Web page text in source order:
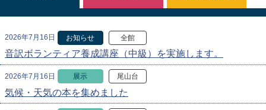
2026年7月16日 お知らせ 全館
音訳ボランティア養成講座（中級）を実施します。
2026年7月16日 展示 尾山台
気候・天気の本を集めました